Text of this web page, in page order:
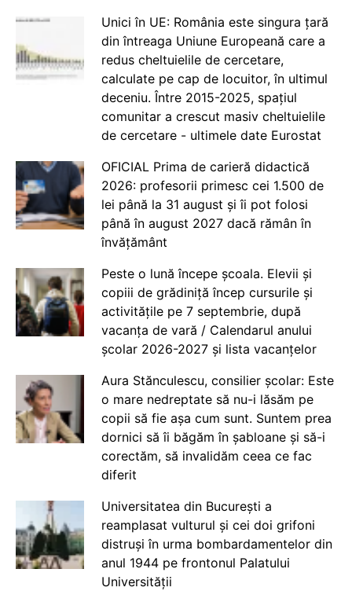
Unici în UE: România este singura țară
din întreaga Uniune Europeană care a
redus cheltuielile de cercetare,
calculate pe cap de locuitor, în ultimul
deceniu. Între 2015-2025, spațiul
comunitar a crescut masiv cheltuielile
de cercetare - ultimele date Eurostat
OFICIAL Prima de carieră didactică
2026: profesorii primesc cei 1.500 de
lei până la 31 august și îi pot folosi
până în august 2027 dacă rămân în
învățământ
Peste o lună începe școala. Elevii și
copiii de grădiniță încep cursurile și
activitățile pe 7 septembrie, după
vacanța de vară / Calendarul anului
școlar 2026-2027 și lista vacanțelor
Aura Stănculescu, consilier școlar: Este
o mare nedreptate să nu-i lăsăm pe
copii să fie așa cum sunt. Suntem prea
dornici să îi băgăm în șabloane și să-i
corectăm, să invalidăm ceea ce fac
diferit
Universitatea din București a
reamplasat vulturul și cei doi grifoni
distruși în urma bombardamentelor din
anul 1944 pe frontonul Palatului
Universității